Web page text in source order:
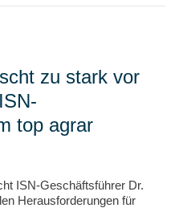
zu stark vor
top agrar
ISN-Geschäftsführer Dr.
Herausforderungen für